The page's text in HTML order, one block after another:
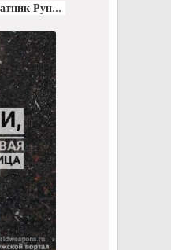
Мужской Цитатник Рунета